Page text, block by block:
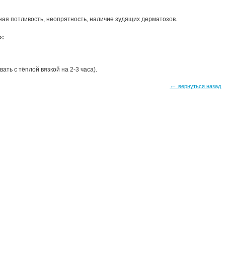
потливость, неопрятность, наличие зудящих дерматозов.
с тёплой вязкой на 2-3 часа).
← вернуться назад